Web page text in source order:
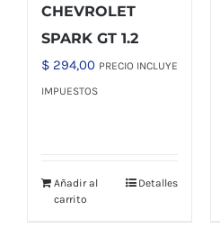
CHEVROLET
SPARK GT 1.2
$ 294,00 PRECIO INCLUYE
IMPUESTOS
Añadir al
carrito
Detalles